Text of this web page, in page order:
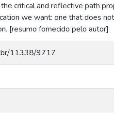
critical and reflective path
we want: one that does
[resumo fornecido pelo autor]
11338/9717